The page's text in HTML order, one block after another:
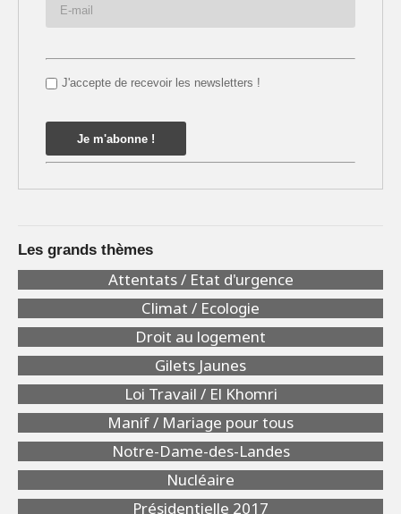
J'accepte de recevoir les newsletters !
Les grands thèmes
Attentats / Etat d'urgence
Climat / Ecologie
Droit au logement
Gilets Jaunes
Loi Travail / El Khomri
Manif / Mariage pour tous
Notre-Dame-des-Landes
Nucléaire
Présidentielle 2017